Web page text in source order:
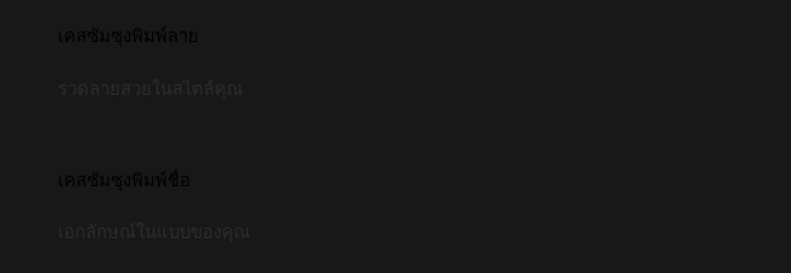
เคสซัมซุงพิมพ์ลาย
เคสซัมซุงพิมพ์ชื่อ